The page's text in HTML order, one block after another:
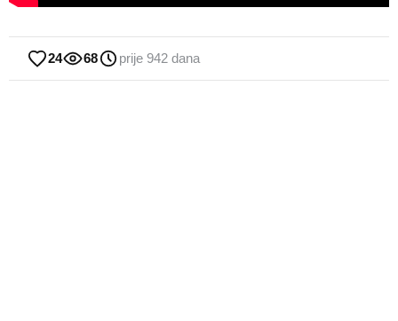
24 68 prije 942 dana